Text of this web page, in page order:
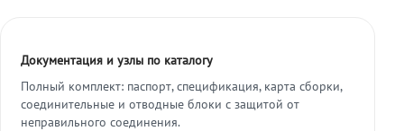
Документация и узлы по каталогу
Полный комплект: паспорт, спецификация, карта сборки,
соединительные и отводные блоки с защитой от
неправильного соединения.